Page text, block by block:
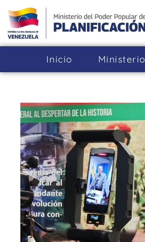
Inicio Ministerio